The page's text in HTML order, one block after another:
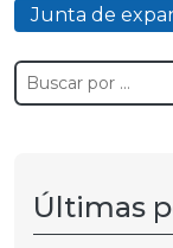
Junta de
Últimas